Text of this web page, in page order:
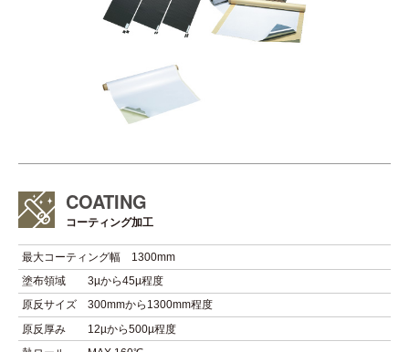
COATING
コーティング加工
最大コーティング幅
1300mm
塗布領域
3µから45µ程度
原反サイズ
300mmから1300mm程度
原反厚み
12µから500µ程度